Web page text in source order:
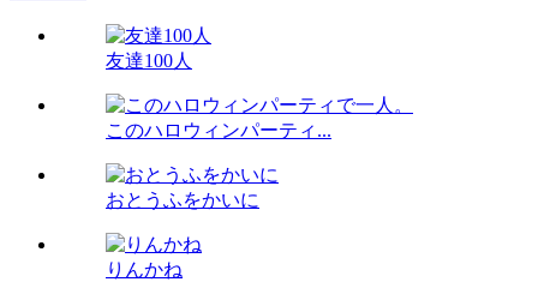
友達100人
このハロウィンパーティ...
おとうふをかいに
りんかね